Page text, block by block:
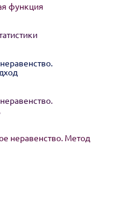
функция
неравенство. Метод